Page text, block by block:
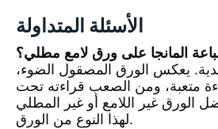
الأسئلة المتداولة
المانجا على ورق لامع مطلي؟
يعكس الورق المصقول الضوء،
متعبة، ومن الصعب قراءته تحت
الورق غير اللامع أو غير المطلي
لهذا النوع من الورق.